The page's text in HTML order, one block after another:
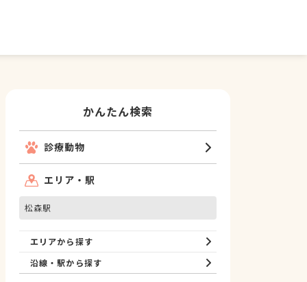
かんたん検索
診療動物
エリア・駅
松森駅
エリアから探す
沿線・駅から探す